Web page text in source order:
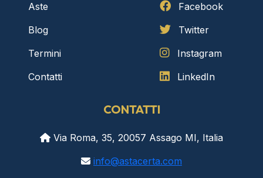
Aste
Blog
Termini
Contatti
Facebook
Twitter
Instagram
LinkedIn
CONTATTI
Via Roma, 35, 20057 Assago MI, Italia
info@astacerta.com